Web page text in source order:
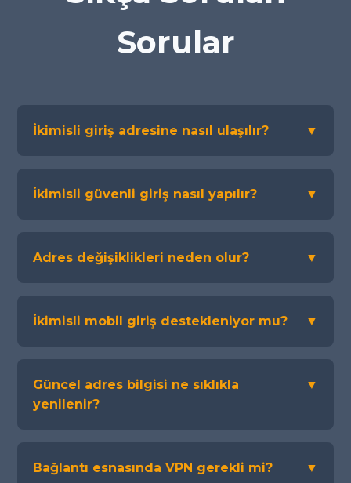
Sorular
İkimisli giriş adresine nasıl ulaşılır? ▼
İkimisli güvenli giriş nasıl yapılır? ▼
Adres değişiklikleri neden olur? ▼
İkimisli mobil giriş destekleniyor mu? ▼
Güncel adres bilgisi ne sıklıkla
yenilenir?
▼
Bağlantı esnasında VPN gerekli mi? ▼